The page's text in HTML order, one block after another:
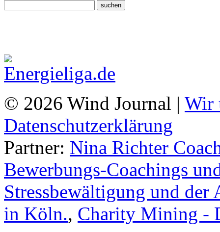
© 2026 Wind Journal | Wir
Datenschutzerklärung
Partner: Nina Richter
Bewerbungs-Coachings
Stressbewältigung und
in Köln., Charity Mining -